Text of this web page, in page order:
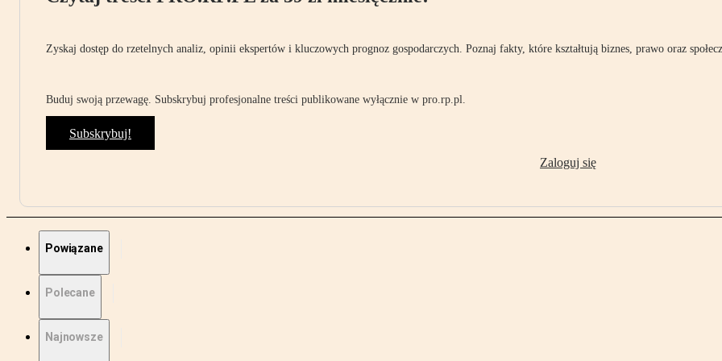
Zyskaj dostęp do rzetelnych analiz, opinii ekspertów i kluczowych prognoz gospodarczych. Poznaj fakty, które kształtują biznes, prawo oraz
Buduj swoją przewagę. Subskrybuj profesjonalne treści publikowane wyłącznie w pro.rp.pl.
Subskrybuj!
Zaloguj się
Powiązane
Polecane
Najnowsze